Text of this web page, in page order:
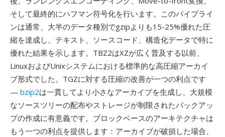
そして最終的にハフマン符号化を行います。このパイプライ
ンは通常、大半のデータ種別でgzipよりも15-25%優れた圧
縮を達成し、テキスト、ソースコード、構造化データで特に
優れた結果を示します。TBZ2はXZが広く普及する以前、
LinuxおよびUnixシステムにおける標準的な高圧縮アーカイ
ブ形式でした。TGZに対する圧縮の改善が一つの利点です
— bzip2は一貫してより小さなアーカイブを生成し、大規模
なソースツリーの配布やストレージが制限されたバックアッ
プの作成に有意義です。ブロックベースのアーキテクチャは
もう一つの利点を提供します：アーカイブが破損した場合、